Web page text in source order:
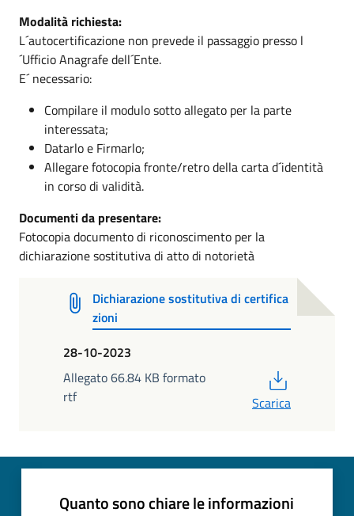
Modalità richiesta:
L´autocertificazione non prevede il passaggio presso l
´Ufficio Anagrafe dell´Ente.
E´ necessario:
Compilare il modulo sotto allegato per la parte
interessata;
Datarlo e Firmarlo;
Allegare fotocopia fronte/retro della carta d´identità
in corso di validità.
Documenti da presentare:
Fotocopia documento di riconoscimento per la
dichiarazione sostitutiva di atto di notorietà
Dichiarazione sostitutiva di certifica
zioni
28-10-2023
Allegato 66.84 KB formato
rtf
Scarica
Quanto sono chiare le informazioni